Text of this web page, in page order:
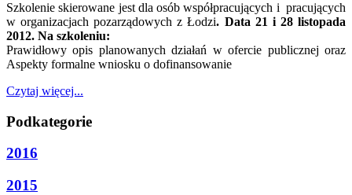
Szkolenie skierowane jest dla osób współpracujących i pracujących
w organizacjach pozarządowych z Łodzi. Data 21 i 28 listopada
2012. Na szkoleniu:
Prawidłowy opis planowanych działań w ofercie publicznej oraz
Aspekty formalne wniosku o dofinansowanie
Czytaj więcej...
Podkategorie
2016
2015